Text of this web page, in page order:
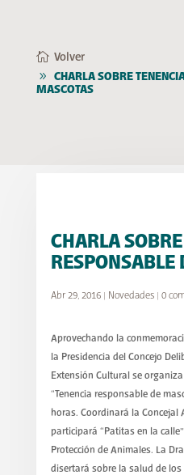
Volver
CHARLA SOBRE
MASCOTAS
CHARLA
RESPONSABLE
Abr 29, 2016| Novedades| 0
Aprovechando la
la Presidencia del Concejo
Extensión Cultural se
“Tenencia responsable de
horas. Coordinará la Concejal
participará “Patitas en la
Protección de Animales. La
disertará sobre la salud de